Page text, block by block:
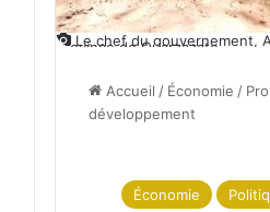
Le chef du gouvernement,
province de Ouarzazate
Accueil / Économie /
développement
Économie